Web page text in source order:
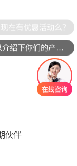
伙伴
现在有优惠活动么？